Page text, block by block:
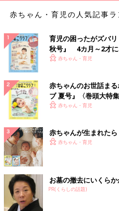
赤ちゃん・育児の人気記事
育児の困ったがズバ
秋号』 4カ月～2才に
いっぱい！
赤ちゃん・育児
赤ちゃんのお世話ま
ブ 夏号』〈巻頭大特
く！ おっぱい・ミル
赤ちゃん・育児
赤ちゃんが生まれたら
赤ちゃん・育児
お墓の撤去にいくら
PR(くらしの話題)